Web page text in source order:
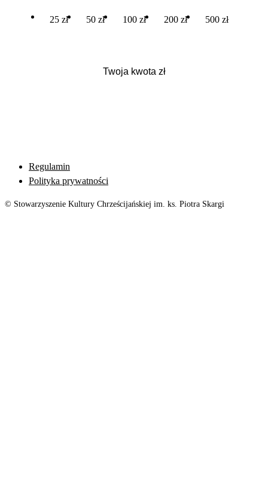
25 zł 50 zł 100 zł 200 zł 500 zł
Regulamin
Polityka prywatności
© Stowarzyszenie Kultury Chrześcijańskiej im. ks. Piotra Skargi